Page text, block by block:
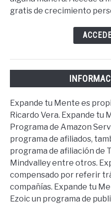
gratis de crecimiento
Expande tu Mente es
Ricardo Vera. Expande tu
Programa de Amazon
programa de afiliados,
programa de afiliación de
Mindvalley entre otros.
compensado por referir
compañías. Expande tu
Ezoic un programa de